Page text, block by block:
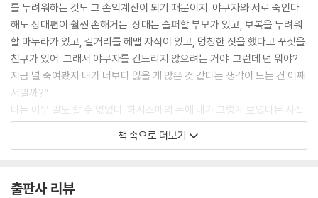
를 두려워하는 것도 그 손익계산이 되기 때문이지. 야쿠자와 서로 죽인다
해도 상대편이 훨씬 손해거든. 상대는 슬퍼할 부모가 있고, 보복을 두려워
할 마누라가 있고, 길거리를 헤맬 자식이 있고, 멍청한 짓을 했다고 꾸짖을
친구가 있어. 그래서 야쿠자를 건드리지 않으려는 거야. 그런데 넌 뭐야?
지금 널 죽여봤자 내가 너보다 잃을 게 많은 것 같다는 생각이 드는 건 어째
서일까?”
나는 아무 말도 할 수 없었다. 하시즈메의 눈에 내가 그렇게 보였다는 사실
에 놀랐다. 하시즈메는 칼날을 접어 상의 주머니에 넣었다. 실크 넥타이를
고쳐 매고 올백으로 넘긴 머리를 쓰다듬더니 완전히 다른 사람처럼 냉정해
책 속으로 더보기
출판사 리뷰